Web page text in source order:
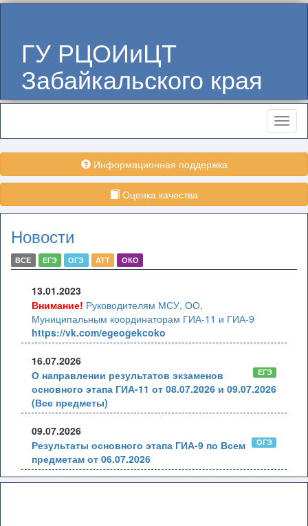
ГУ РЦОИиЦТ
Забайкальского края
Меню
Информационная поддержка
Оценка качества
Новости
ВСЕ ЕГЭ ОГЭ АТТ ОКО
13.01.2023
Внимание! Руководителям МСУ, ОО,
Муниципальным координаторам ГИА-11 и ГИА-9
https://vk.com/egeogekcoko
16.07.2026
ЕГЭ
О направлении результатов экзаменов
основного этапа ГИА-11 от 08.07.2026 и 09.07.2026
(Все предметы)
09.07.2026
ОГЭ
Результаты основного этапа ГИА-9 по Всем
предметам от 06.07.2026